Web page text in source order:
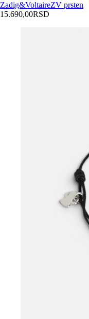
Zadig&VoltaireZV prsten
15.690,00RSD